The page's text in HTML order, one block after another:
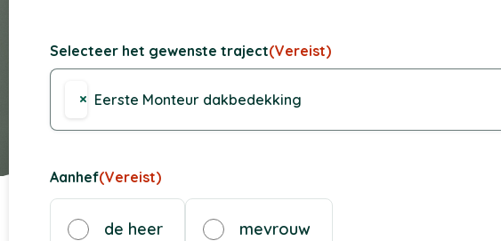
Selecteer het gewenste traject(Vereist)
× Eerste Monteur dakbedekking
Aanhef(Vereist)
de heer mevrouw